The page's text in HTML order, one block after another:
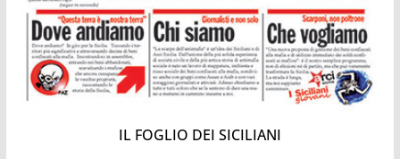
IL FOGLIO DEI SICILIANI